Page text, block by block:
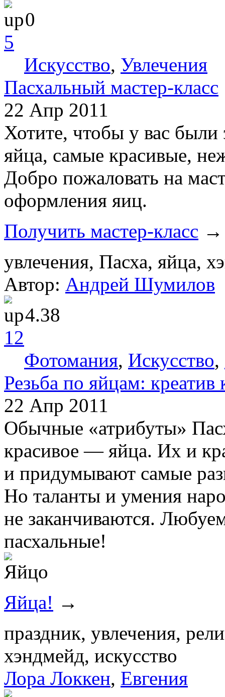
0
5
Искусство, Увлечения
Пасхальный мастер-класс
22 Апр 2011
Хотите, чтобы у вас
яйца, самые красивые,
Добро пожаловать на
оформления яиц.
Получить мастер-класс →
увлечения, Пасха, яйца,
Автор: Андрей Шумилов
4.38
12
Фотомания, Искусство,
Резьба по яйцам: креатив
22 Апр 2011
Обычные «атрибуты»
красивое — яйца. Их и
и придумывают самые
Но таланты и умения
не заканчиваются.
пасхальные!
Яйца! →
праздник, увлечения,
хэндмейд, искусство
Лора Локкен, Евгения